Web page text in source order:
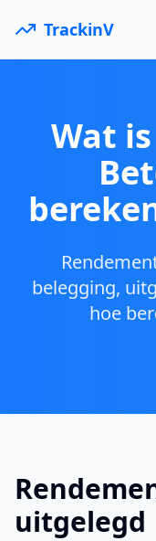
TrackinV
Wat
belegging,
hoe
uitgelegd